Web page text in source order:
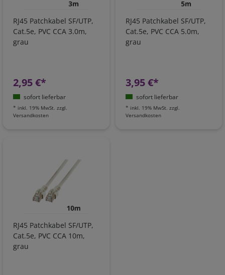
RJ45 Patchkabel SF/UTP,
Cat.5e, PVC CCA 3.0m,
grau
2,95 €*
sofort lieferbar
* inkl. 19% MwSt. zzgl.
Versandkosten
RJ45 Patchkabel SF/UTP,
Cat.5e, PVC CCA 5.0m,
grau
3,95 €*
sofort lieferbar
* inkl. 19% MwSt. zzgl.
Versandkosten
RJ45 Patchkabel SF/UTP,
Cat.5e, PVC CCA 10m,
grau